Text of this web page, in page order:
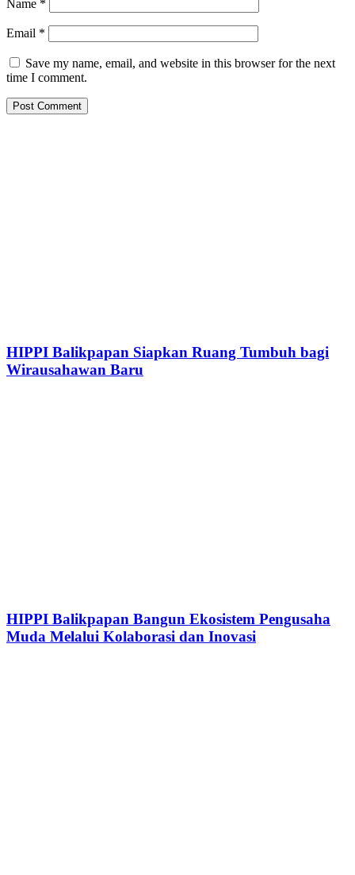
Name *
Email *
Save my name, email, and website in this browser for the next
time I comment.
HIPPI Balikpapan Siapkan Ruang Tumbuh bagi
Wirausahawan Baru
HIPPI Balikpapan Bangun Ekosistem Pengusaha
Muda Melalui Kolaborasi dan Inovasi